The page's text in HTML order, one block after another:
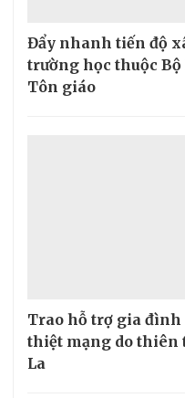
Đẩy nhanh tiến độ
trường học thuộc Bộ
Tôn giáo
Trao hỗ trợ gia đình
thiệt mạng do thiên
La